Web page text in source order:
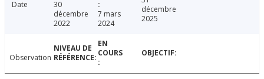
Date
30
décembre
2022
7 mars
2024
décembre
2025
Observation